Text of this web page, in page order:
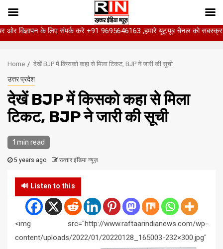
के लिए संपर्क करे +91 9695646163 ,हमारे यूट्यूब चैनल को सबस्क्राइब करें,
content
Home देखें BJP में किसको कहा से मिला टिकट, BJP ने जारी की सूची
उत्तर प्रदेश
देखें BJP में किसको कहा से मिला
टिकट, BJP ने जारी की सूची
1 min read
5 years ago रफ़्तार इंडिया न्यूज़
🔊 Listen to this
<img src="http://www.raftaarindianews.com/wp-
content/uploads/2022/01/20220128_165003-232×300.jpg"